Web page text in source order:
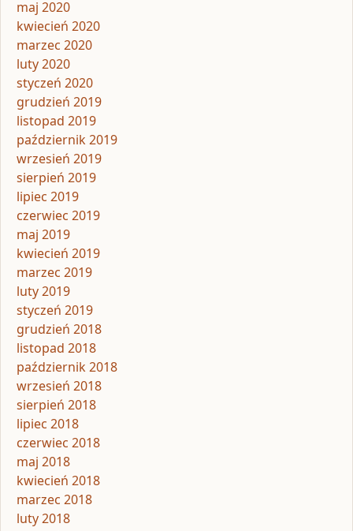
maj 2020
kwiecień 2020
marzec 2020
luty 2020
styczeń 2020
grudzień 2019
listopad 2019
październik 2019
wrzesień 2019
sierpień 2019
lipiec 2019
czerwiec 2019
maj 2019
kwiecień 2019
marzec 2019
luty 2019
styczeń 2019
grudzień 2018
listopad 2018
październik 2018
wrzesień 2018
sierpień 2018
lipiec 2018
czerwiec 2018
maj 2018
kwiecień 2018
marzec 2018
luty 2018